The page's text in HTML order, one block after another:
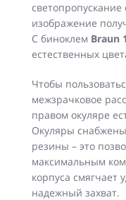
светопропускание
изображение
С биноклем Braun
естественных
Чтобы
межзрачковое
правом окуляре
Окуляры
резины – это
максимальным
корпуса смягчает
надежный захват.